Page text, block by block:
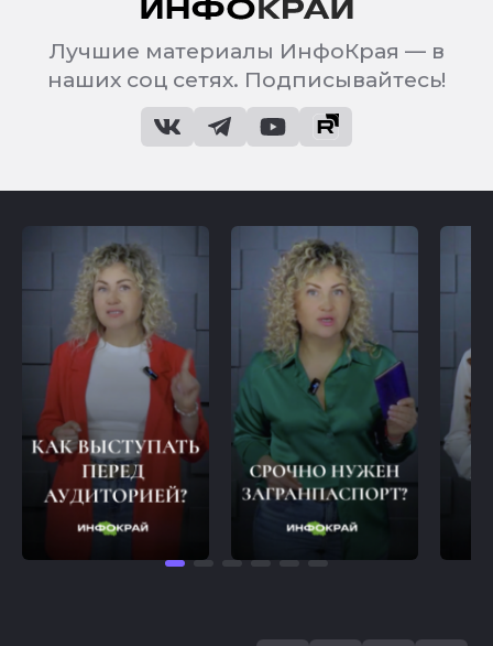
Лучшие материалы ИнфоКрая — в
наших соц сетях. Подписывайтесь!